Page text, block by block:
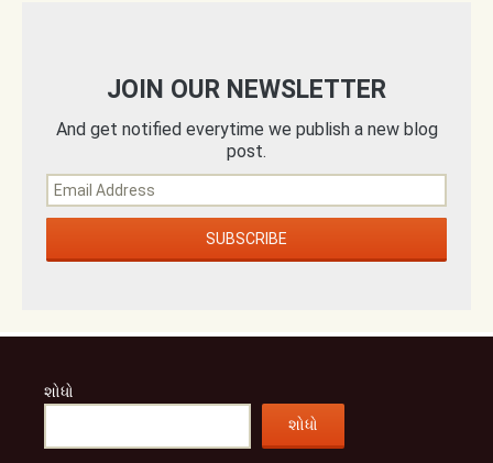
JOIN OUR NEWSLETTER
And get notified everytime we publish a new blog
post.
શોધો
શોધો